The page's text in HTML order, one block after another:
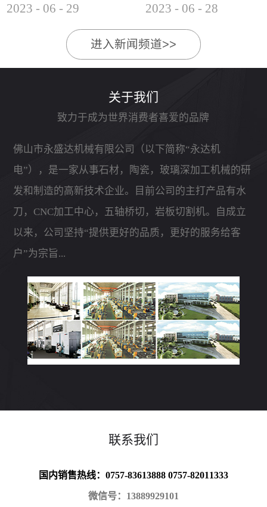
2023 - 06 - 29
工石材
2023 - 06 - 28
进入新闻频道>>
关于我们
致力于成为世界消费者喜爱的品牌
佛山市永盛达机械有限公司（以下简称“永达机
电”），是一家从事石材，陶瓷，玻璃深加工机械的研
发和制造的高新技术企业。目前公司的主打产品有水
刀，CNC加工中心，五轴桥切，岩板切割机。自成立
以来，公司坚持“提供更好的品质，更好的服务给客
户”为宗旨...
联系我们
国内销售热线：0757-83613888 0757-82011333
微信号：13889929101